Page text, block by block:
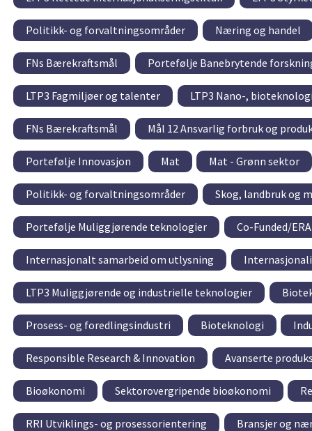
Politikk- og forvaltningsområder Næring og handel
FNs Bærekraftsmål Portefølje Banebrytende
LTP3 Fagmiljøer og talenter LTP3 Nano-,
FNs Bærekraftsmål Mål 12 Ansvarlig forbruk og
Portefølje Innovasjon Mat Mat - Grønn sektor
Politikk- og forvaltningsområder Skog, landbruk og
Portefølje Muliggjørende teknologier Co-Funded/
Internasjonalt samarbeid om utlysning
LTP3 Muliggjørende og industrielle teknologier
Prosess- og foredlingsindustri Bioteknologi
Responsible Research & Innovation Avanserte
Bioøkonomi Sektorovergripende bioøkonomi
RRI Utviklings- og prosessorientering Bransjer og